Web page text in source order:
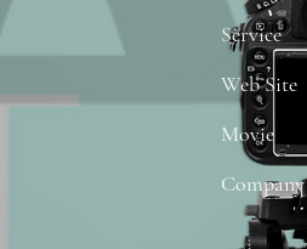
Service
Web Site
Movie
Company